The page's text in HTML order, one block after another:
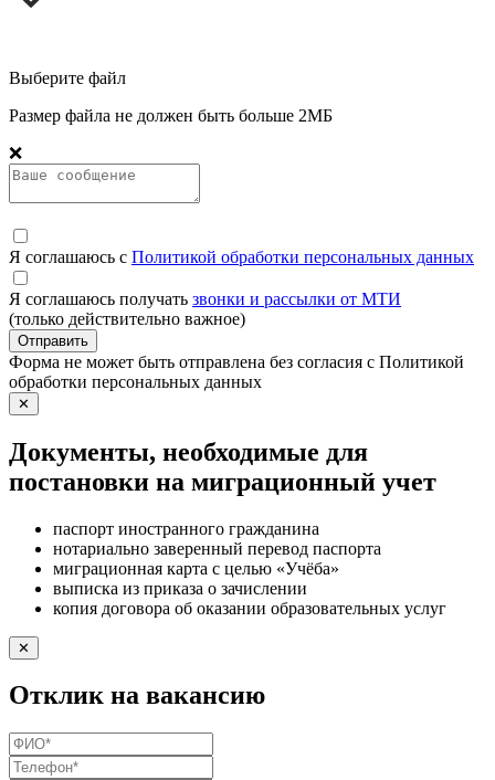
Выберите файл
Размер файла не должен быть больше 2МБ
❌
Я соглашаюсь с Политикой обработки персональных данных
Я соглашаюсь получать звонки и рассылки от МТИ
(только действительно важное)
Отправить
Форма не может быть отправлена без согласия с Политикой
обработки персональных данных
✕
Документы, необходимые для
постановки на миграционный учет
паспорт иностранного гражданина
нотариально заверенный перевод паспорта
миграционная карта с целью «Учёба»
выписка из приказа о зачислении
копия договора об оказании образовательных услуг
✕
Отклик на вакансию